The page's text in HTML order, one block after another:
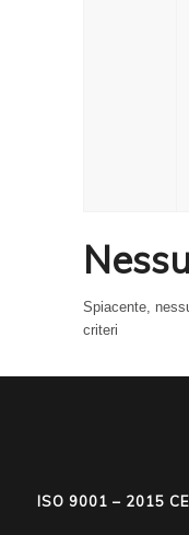
Spiacente,
criteri
ISO 9001 – 2015